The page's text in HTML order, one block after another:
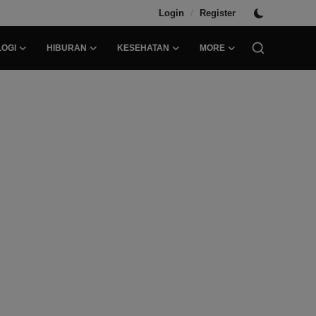
Login / Register
HIBURAN KESEHATAN MORE